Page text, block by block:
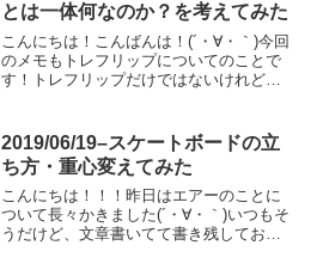
とは一体何なのか？を考えてみた
こんにちは！こんばんは！(´・∀・｀)今回
のメモもトレフリップについてのことで
す！トレフリップだけではないけれど、
｀)余談ですが、バリアル回転ていうの
は、ショービッ...
2019/06/19–スケートボードの立
ち方・重心変えてみた
こんにちは！！！昨日はエアーのことに
ついて長々かきました(´・∀・｀)いつもそ
うだけど、文章書いてて書き残しておき